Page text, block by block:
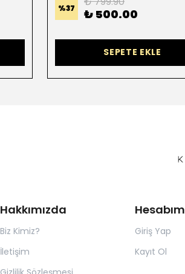
%37 ₺ 500.00
SEPETE EKLE
Hakkımızda
Biz Kimiz?
İletişim
Hesabım
Giriş Yap
Kayıt Ol